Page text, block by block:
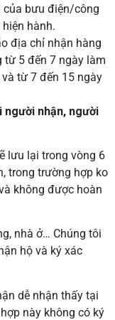
của bưu điện/công
hành.
địa chỉ nhận hàng
từ 5 đến 7 ngày làm
từ 7 đến 15 ngày
người nhận, người
lưu lại trong vòng 6
trong trường hợp ko
không được hoàn
nhà ở… Chúng tôi
hộ và ký xác
dễ nhận thấy tại
này không có ký